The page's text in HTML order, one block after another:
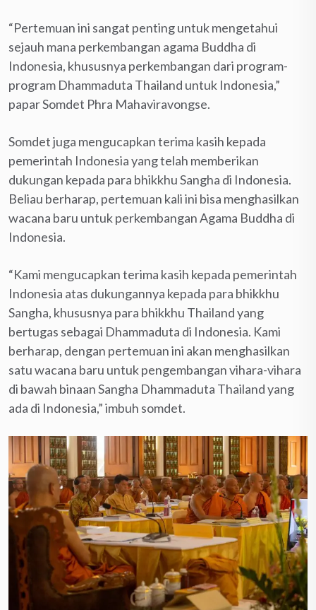
“Pertemuan ini sangat penting untuk mengetahui
sejauh mana perkembangan agama Buddha di
Indonesia, khususnya perkembangan dari program-
program Dhammaduta Thailand untuk Indonesia,”
papar Somdet Phra Mahaviravongse.
Somdet juga mengucapkan terima kasih kepada
pemerintah Indonesia yang telah memberikan
dukungan kepada para bhikkhu Sangha di Indonesia.
Beliau berharap, pertemuan kali ini bisa menghasilkan
wacana baru untuk perkembangan Agama Buddha di
Indonesia.
“Kami mengucapkan terima kasih kepada pemerintah
Indonesia atas dukungannya kepada para bhikkhu
Sangha, khususnya para bhikkhu Thailand yang
bertugas sebagai Dhammaduta di Indonesia. Kami
berharap, dengan pertemuan ini akan menghasilkan
satu wacana baru untuk pengembangan vihara-vihara
di bawah binaan Sangha Dhammaduta Thailand yang
ada di Indonesia,” imbuh somdet.